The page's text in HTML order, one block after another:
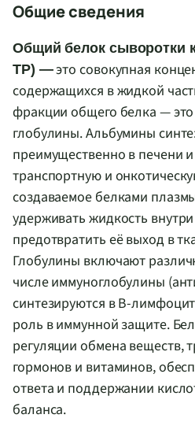
Общие сведения
Общий белок сыворотки
TP) —это совокупная
содержащихся в жидкой
фракции общего белка —
глобулины. Альбумины
преимущественно в печени
транспортную и
создаваемое белками
удерживать жидкость
предотвратить её выход в
Глобулины включают
числе иммуноглобулины
синтезируются в B-
роль в иммунной защите.
регуляции обмена веществ,
гормонов и витаминов,
ответа и поддержании
баланса.